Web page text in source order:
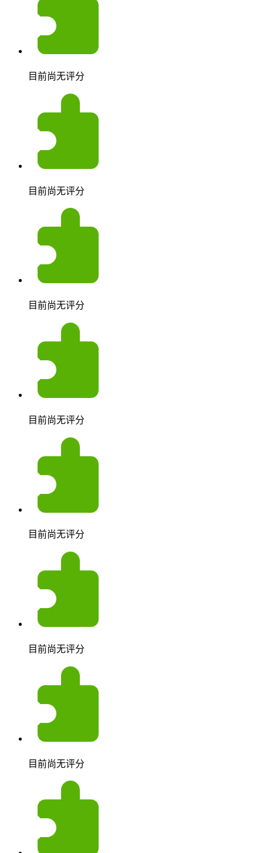
目前尚无评分
目前尚无评分
目前尚无评分
目前尚无评分
目前尚无评分
目前尚无评分
目前尚无评分